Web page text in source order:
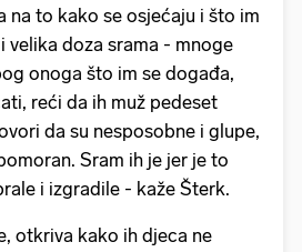
na to kako se osjećaju i što im
velika doza srama - mnoge
onoga što im se događa,
reći da ih muž pedeset
da su nesposobne i glupe,
Sram ih je jer je to
i izgradile - kaže Šterk.
otkriva kako ih djeca ne